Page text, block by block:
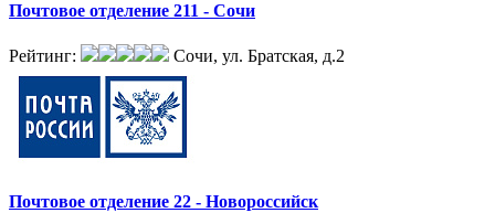
Почтовое отделение 211 - Сочи
Рейтинг: Сочи, ул. Братская, д.2
Почтовое отделение 22 - Новороссийск